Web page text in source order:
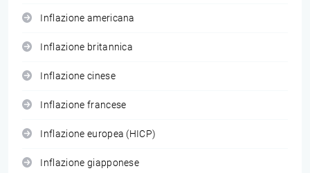
Inflazione americana
Inflazione britannica
Inflazione cinese
Inflazione francese
Inflazione europea (HICP)
Inflazione giapponese